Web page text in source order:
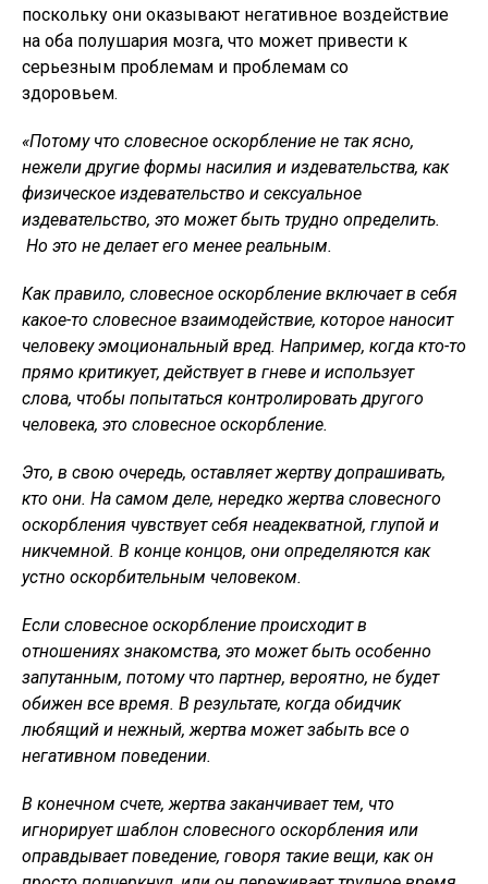
поскольку они оказывают негативное воздействие
на оба полушария мозга, что может привести к
серьезным проблемам и проблемам со
здоровьем.
«Потому что словесное оскорбление не так ясно,
нежели другие формы насилия и издевательства, как
физическое издевательство и сексуальное
издевательство, это может быть трудно определить.
Но это не делает его менее реальным.
Как правило, словесное оскорбление включает в себя
какое-то словесное взаимодействие, которое наносит
человеку эмоциональный вред. Например, когда кто-то
прямо критикует, действует в гневе и использует
слова, чтобы попытаться контролировать другого
человека, это словесное оскорбление.
Это, в свою очередь, оставляет жертву допрашивать,
кто они. На самом деле, нередко жертва словесного
оскорбления чувствует себя неадекватной, глупой и
никчемной. В конце концов, они определяются как
устно оскорбительным человеком.
Если словесное оскорбление происходит в
отношениях знакомства, это может быть особенно
запутанным, потому что партнер, вероятно, не будет
обижен все время. В результате, когда обидчик
любящий и нежный, жертва может забыть все о
негативном поведении.
В конечном счете, жертва заканчивает тем, что
игнорирует шаблон словесного оскорбления или
оправдывает поведение, говоря такие вещи, как он